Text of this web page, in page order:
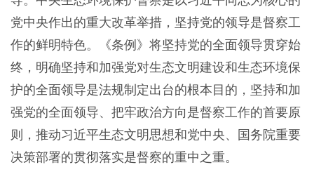
党中央作出的重大改革举措，坚持党的领导是督察工
作的鲜明特色。《条例》将坚持党的全面领导贯穿始
终，明确坚持和加强党对生态文明建设和生态环境保
护的全面领导是法规制定出台的根本目的，坚持和加
强党的全面领导、把牢政治方向是督察工作的首要原
则，推动习近平生态文明思想和党中央、国务院重要
决策部署的贯彻落实是督察的重中之重。